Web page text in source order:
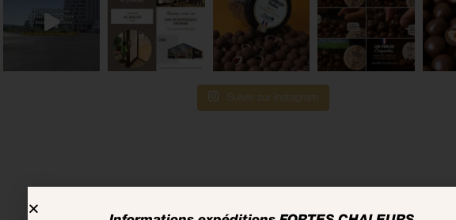
Suivre sur Instagram